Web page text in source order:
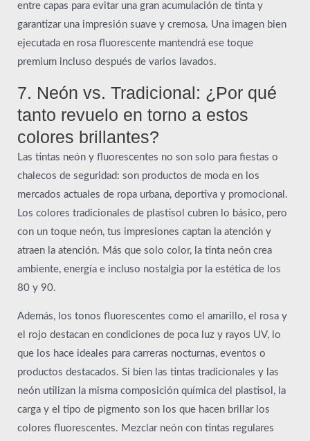
entre capas para evitar una gran acumulación de tinta y
garantizar una impresión suave y cremosa. Una imagen bien
ejecutada en rosa fluorescente mantendrá ese toque
premium incluso después de varios lavados.
7. Neón vs. Tradicional: ¿Por qué
tanto revuelo en torno a estos
colores brillantes?
Las tintas neón y fluorescentes no son solo para fiestas o
chalecos de seguridad: son productos de moda en los
mercados actuales de ropa urbana, deportiva y promocional.
Los colores tradicionales de plastisol cubren lo básico, pero
con un toque neón, tus impresiones captan la atención y
atraen la atención. Más que solo color, la tinta neón crea
ambiente, energía e incluso nostalgia por la estética de los
80 y 90.
Además, los tonos fluorescentes como el amarillo, el rosa y
el rojo destacan en condiciones de poca luz y rayos UV, lo
que los hace ideales para carreras nocturnas, eventos o
productos destacados. Si bien las tintas tradicionales y las
neón utilizan la misma composición química del plastisol, la
carga y el tipo de pigmento son los que hacen brillar los
colores fluorescentes. Mezclar neón con tintas regulares